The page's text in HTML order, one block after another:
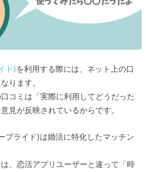
ド) を利用する際には、ネット上の口
ります。
コミは「実際に利用してどうだった
見が反映されているからです。
ブライド)は婚活に特化したマッチン
、恋活アプリユーザーと違って「時